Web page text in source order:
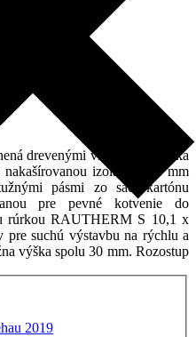
drevenými vláknami (hrúbka
izoláciou 18 mm
pásmi zo sadrokartónu
pre pevné kotvenie do
rúrkou RAUTHERM S 10,1 x
pre suchú výstavbu na rýchlu a
výška spolu 30 mm. Rozostup
2019